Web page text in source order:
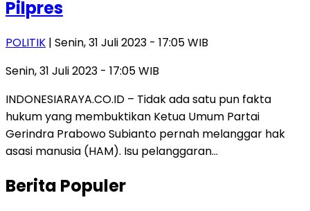
Pilpres
POLITIK | Senin, 31 Juli 2023 - 17:05 WIB
Senin, 31 Juli 2023 - 17:05 WIB
INDONESIARAYA.CO.ID – Tidak ada satu pun fakta
hukum yang membuktikan Ketua Umum Partai
Gerindra Prabowo Subianto pernah melanggar hak
asasi manusia (HAM). Isu pelanggaran…
Berita Populer